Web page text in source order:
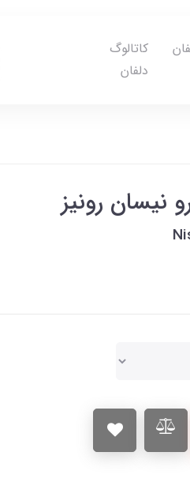
کاتالوگ
دلفان
نیسان رونیز